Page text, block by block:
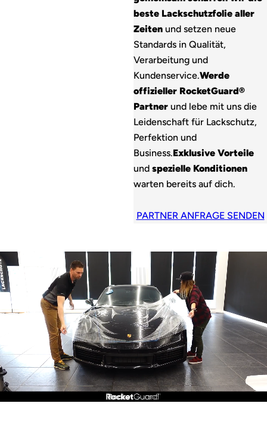
beste Lackschutzfolie aller
Zeiten und setzen neue
Standards in Qualität,
Verarbeitung und
Kundenservice.Werde
offizieller RocketGuard®
Partner und lebe mit uns die
Leidenschaft für Lackschutz,
Perfektion und
Business.Exklusive Vorteile
und spezielle Konditionen
warten bereits auf dich.
PARTNER ANFRAGE SENDEN